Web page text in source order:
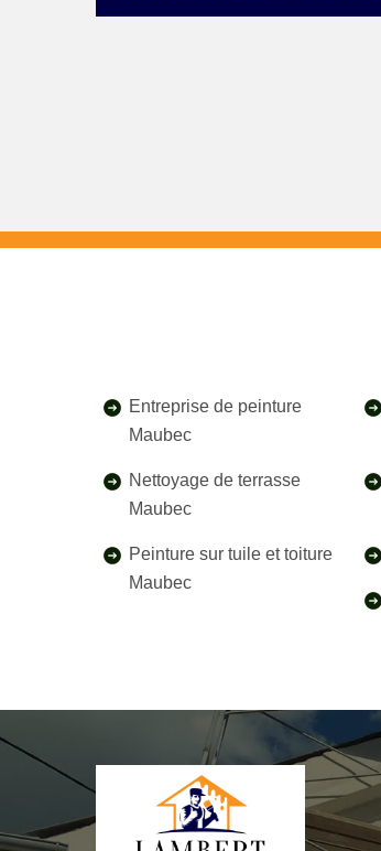
Entreprise de peinture
Maubec
Nettoyage de terrasse
Maubec
Peinture sur tuile et toiture
Maubec